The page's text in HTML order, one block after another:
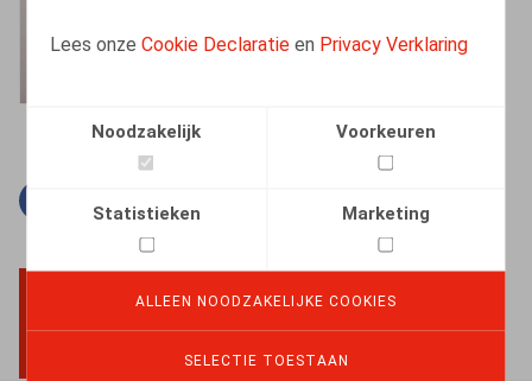
Lees onzeCookie Declaratie en Privacy Verklaring
Noodzakelijk Voorkeuren
Statistieken Marketing
ALLEEN NOODZAKELIJKE COOKIES
SELECTIE TOESTAAN
BACK TO TOP